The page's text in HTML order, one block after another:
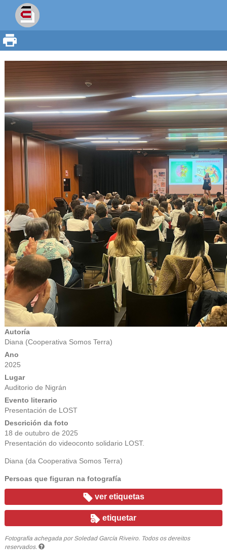
Autoría
Diana (Cooperativa Somos Terra)
Ano
2025
Lugar
Auditorio de Nigrán
Evento literario
Presentación de LOST
Descrición da foto
18 de outubro de 2025
Presentación do videoconto solidario LOST.
Diana (da Cooperativa Somos Terra)
Persoas que figuran na fotografía
ver etiquetas
etiquetar
Fotografía achegada por Soledad García Riveiro. Todos os dereitos
reservados.